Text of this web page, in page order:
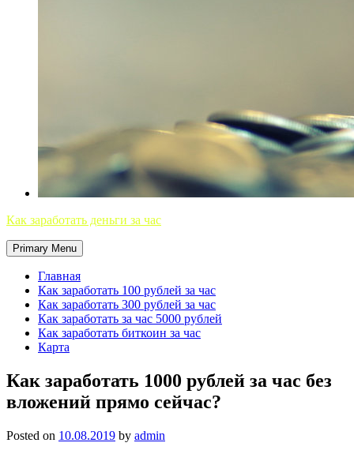
Как заработать деньги за час
Primary Menu
Главная
Как заработать 100 рублей за час
Как заработать 300 рублей за час
Как заработать за час 5000 рублей
Как заработать биткоин за час
Карта
Как заработать 1000 рублей за час без
вложений прямо сейчас?
Posted on 10.08.2019 by admin